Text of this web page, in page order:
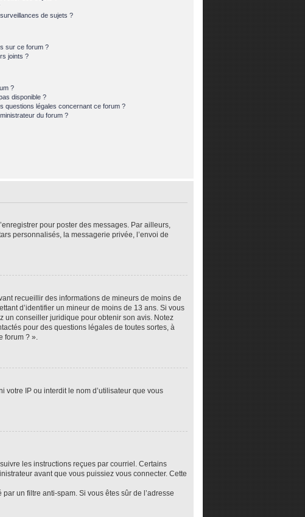
de sujets ?
sur ce forum ?
joints ?
?
disponible ?
questions légales concernant ce forum ?
du forum ?
pour poster des messages. Par ailleurs,
personnalisés, la messagerie privée, l’envoi de
recueillir des informations de mineurs de moins de
d’identifier un mineur de moins de 13 ans. Si vous
un conseiller juridique pour obtenir son avis. Notez
pour des questions légales de toutes sortes, à
forum ? ».
votre IP ou interdit le nom d’utilisateur que vous
les instructions reçues par courriel. Certains
avant que vous puissiez vous connecter. Cette
un filtre anti-spam. Si vous êtes sûr de l’adresse